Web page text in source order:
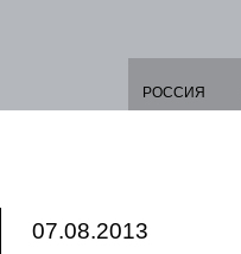
РОССИЯ
07.08.2013